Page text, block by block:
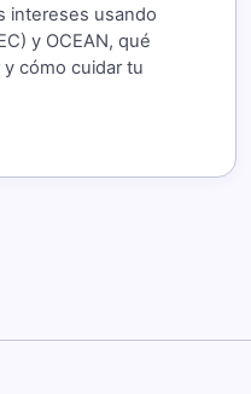
intereses usando
y OCEAN, qué
cómo cuidar tu